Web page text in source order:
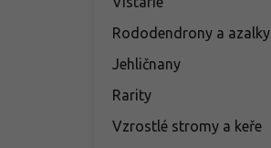
Rododendrony a azalky
Jehličnany
Rarity
Vzrostlé stromy a keře